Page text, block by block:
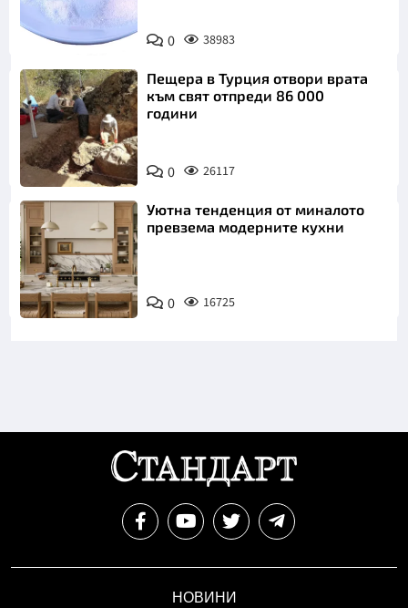
Снимка:
Пиксабей
0 38983
Пещера в Турция отвори врата
към свят отпреди 86 000
години
0 26117
Уютна тенденция от миналото
превзема модерните кухни
0 16725
НОВИНИ